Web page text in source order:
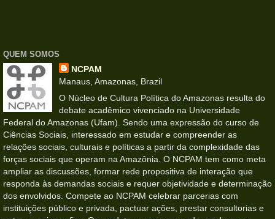
QUEM SOMOS
NCPAM
Manaus, Amazonas, Brazil
O Núcleo de Cultura Política do Amazonas resulta do
debate acadêmico vivenciado na Universidade
Federal do Amazonas (Ufam). Sendo uma expressão do curso de
Ciências Sociais, interessado em estudar e compreender as
relações sociais, culturais e políticas a partir da complexidade das
forças sociais que operam na Amazônia. O NCPAM tem como meta
ampliar as discussões, formar rede propositiva de interação que
responda às demandas sociais e requer objetividade e determinação
dos envolvidos. Compete ao NCPAM celebrar parcerias com
instituições público e privada, pactuar ações, prestar consultorias e